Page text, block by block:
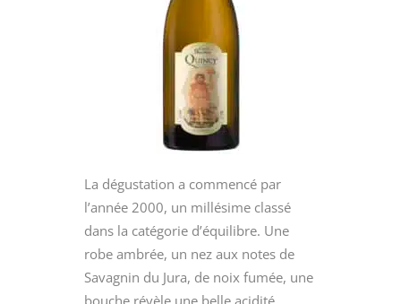
La dégustation a commencé par
l’année 2000, un millésime classé
dans la catégorie d’équilibre. Une
robe ambrée, un nez aux notes de
Savagnin du Jura, de noix fumée, une